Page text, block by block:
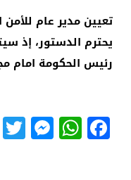
تعيين مدير عام
يحترم الدستور، إذ
رئيس الحكومة امام